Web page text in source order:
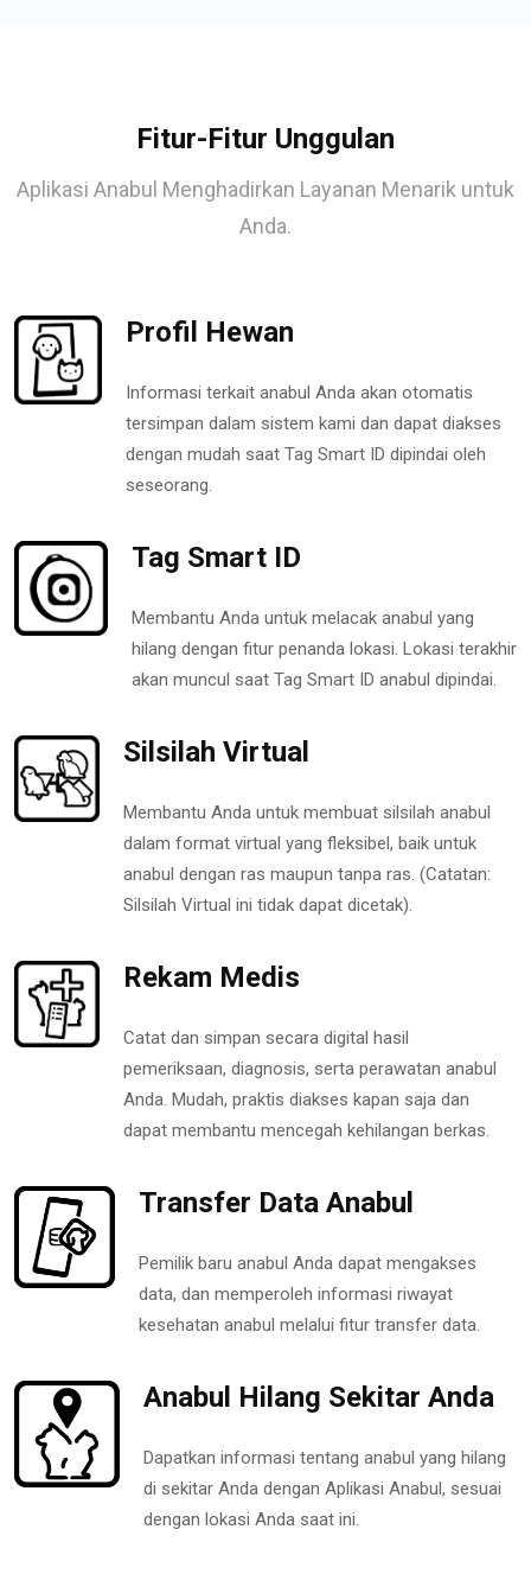
Fitur-Fitur Unggulan
Aplikasi Anabul Menghadirkan Layanan Menarik untuk
Anda.
Profil Hewan
Informasi terkait anabul Anda akan otomatis
tersimpan dalam sistem kami dan dapat diakses
dengan mudah saat Tag Smart ID dipindai oleh
seseorang.
Tag Smart ID
Membantu Anda untuk melacak anabul yang
hilang dengan fitur penanda lokasi. Lokasi terakhir
akan muncul saat Tag Smart ID anabul dipindai.
Silsilah Virtual
Membantu Anda untuk membuat silsilah anabul
dalam format virtual yang fleksibel, baik untuk
anabul dengan ras maupun tanpa ras. (Catatan:
Silsilah Virtual ini tidak dapat dicetak).
Rekam Medis
Catat dan simpan secara digital hasil
pemeriksaan, diagnosis, serta perawatan anabul
Anda. Mudah, praktis diakses kapan saja dan
dapat membantu mencegah kehilangan berkas.
Transfer Data Anabul
Pemilik baru anabul Anda dapat mengakses
data, dan memperoleh informasi riwayat
kesehatan anabul melalui fitur transfer data.
Anabul Hilang Sekitar Anda
Dapatkan informasi tentang anabul yang hilang
di sekitar Anda dengan Aplikasi Anabul, sesuai
dengan lokasi Anda saat ini.